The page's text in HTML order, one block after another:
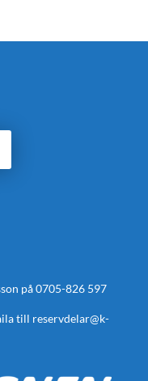
på0705-826 597
till reservdelar@k-